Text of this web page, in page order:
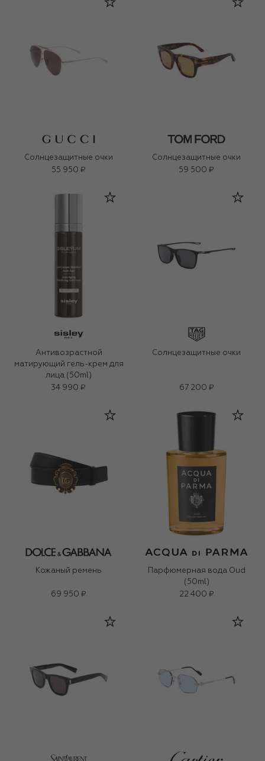
Солнцезащитные очки
55 950 ₽
Солнцезащитные очки
59 500 ₽
Антивозрастной
матирующий гель-крем для
лица (50ml)
34 990 ₽
Солнцезащитные очки
67 200 ₽
Кожаный ремень
69 950 ₽
Парфюмерная вода Oud
(50ml)
22 400 ₽